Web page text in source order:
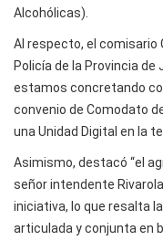
Alcohólicas).
Al respecto, el comisario
Policía de la Provincia de
estamos concretando
convenio de Comodato
una Unidad Digital en la
Asimismo, destacó “el
señor intendente
iniciativa, lo que resalta
articulada y conjunta en